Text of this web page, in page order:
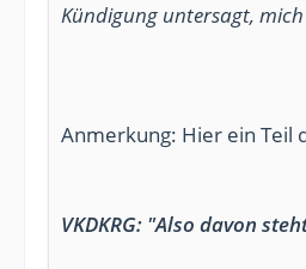
Kündigung untersagt,
Anmerkung: Hier ein Teil
VKDKRG: "Also davon